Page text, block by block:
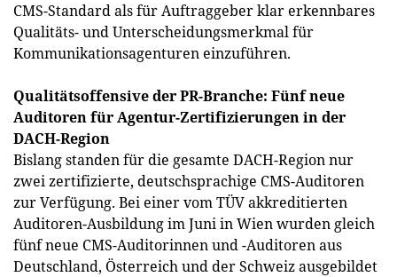
CMS-Standard als für Auftraggeber klar erkennbares
Qualitäts- und Unterscheidungsmerkmal für
Kommunikationsagenturen einzuführen.
Qualitätsoffensive der PR-Branche: Fünf neue
Auditoren für Agentur-Zertifizierungen in der
DACH-Region
Bislang standen für die gesamte DACH-Region nur
zwei zertifizierte, deutschsprachige CMS-Auditoren
zur Verfügung. Bei einer vom TÜV akkreditierten
Auditoren-Ausbildung im Juni in Wien wurden gleich
fünf neue CMS-Auditorinnen und -Auditoren aus
Deutschland, Österreich und der Schweiz ausgebildet